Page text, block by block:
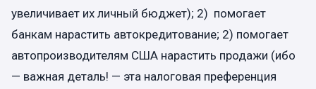
увеличивает их личный бюджет); 2) помогает
банкам нарастить автокредитование; 2) помогает
автопроизводителям США нарастить продажи (ибо
— важная деталь! — эта налоговая преференция